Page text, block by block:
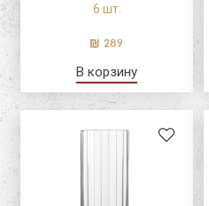
6 шт.
289
В корзину